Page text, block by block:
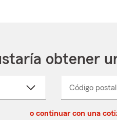
obtener
Código postal
_____
o continuar con una